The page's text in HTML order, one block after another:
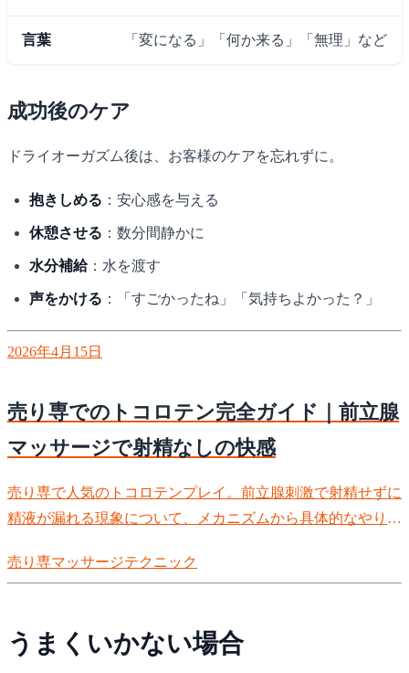
言葉 「変になる」「何か来る」「無理」など
成功後のケア
ドライオーガズム後は、お客様のケアを忘れずに。
抱きしめる ：安心感を与える
休憩させる ：数分間静かに
水分補給：水を渡す
声をかける ：「すごかったね」「気持ちよかった？」
2026年4月15日
売り専でのトコロテン完全ガイド｜前立腺
マッサージで射精なしの快感
売り専で人気のトコロテンプレイ。前立腺刺激で射精せずに
精液が漏れる現象について、メカニズムから具体的なやり
つけよう。
売り専マッサージテクニック
うまくいかない場合